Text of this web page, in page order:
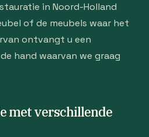
in Noord-Holland
of de meubels waar het
ontvangt u een
hand waarvan we graag
met verschillende